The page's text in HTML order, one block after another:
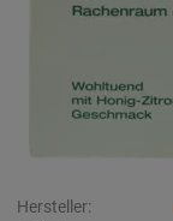
Hersteller: